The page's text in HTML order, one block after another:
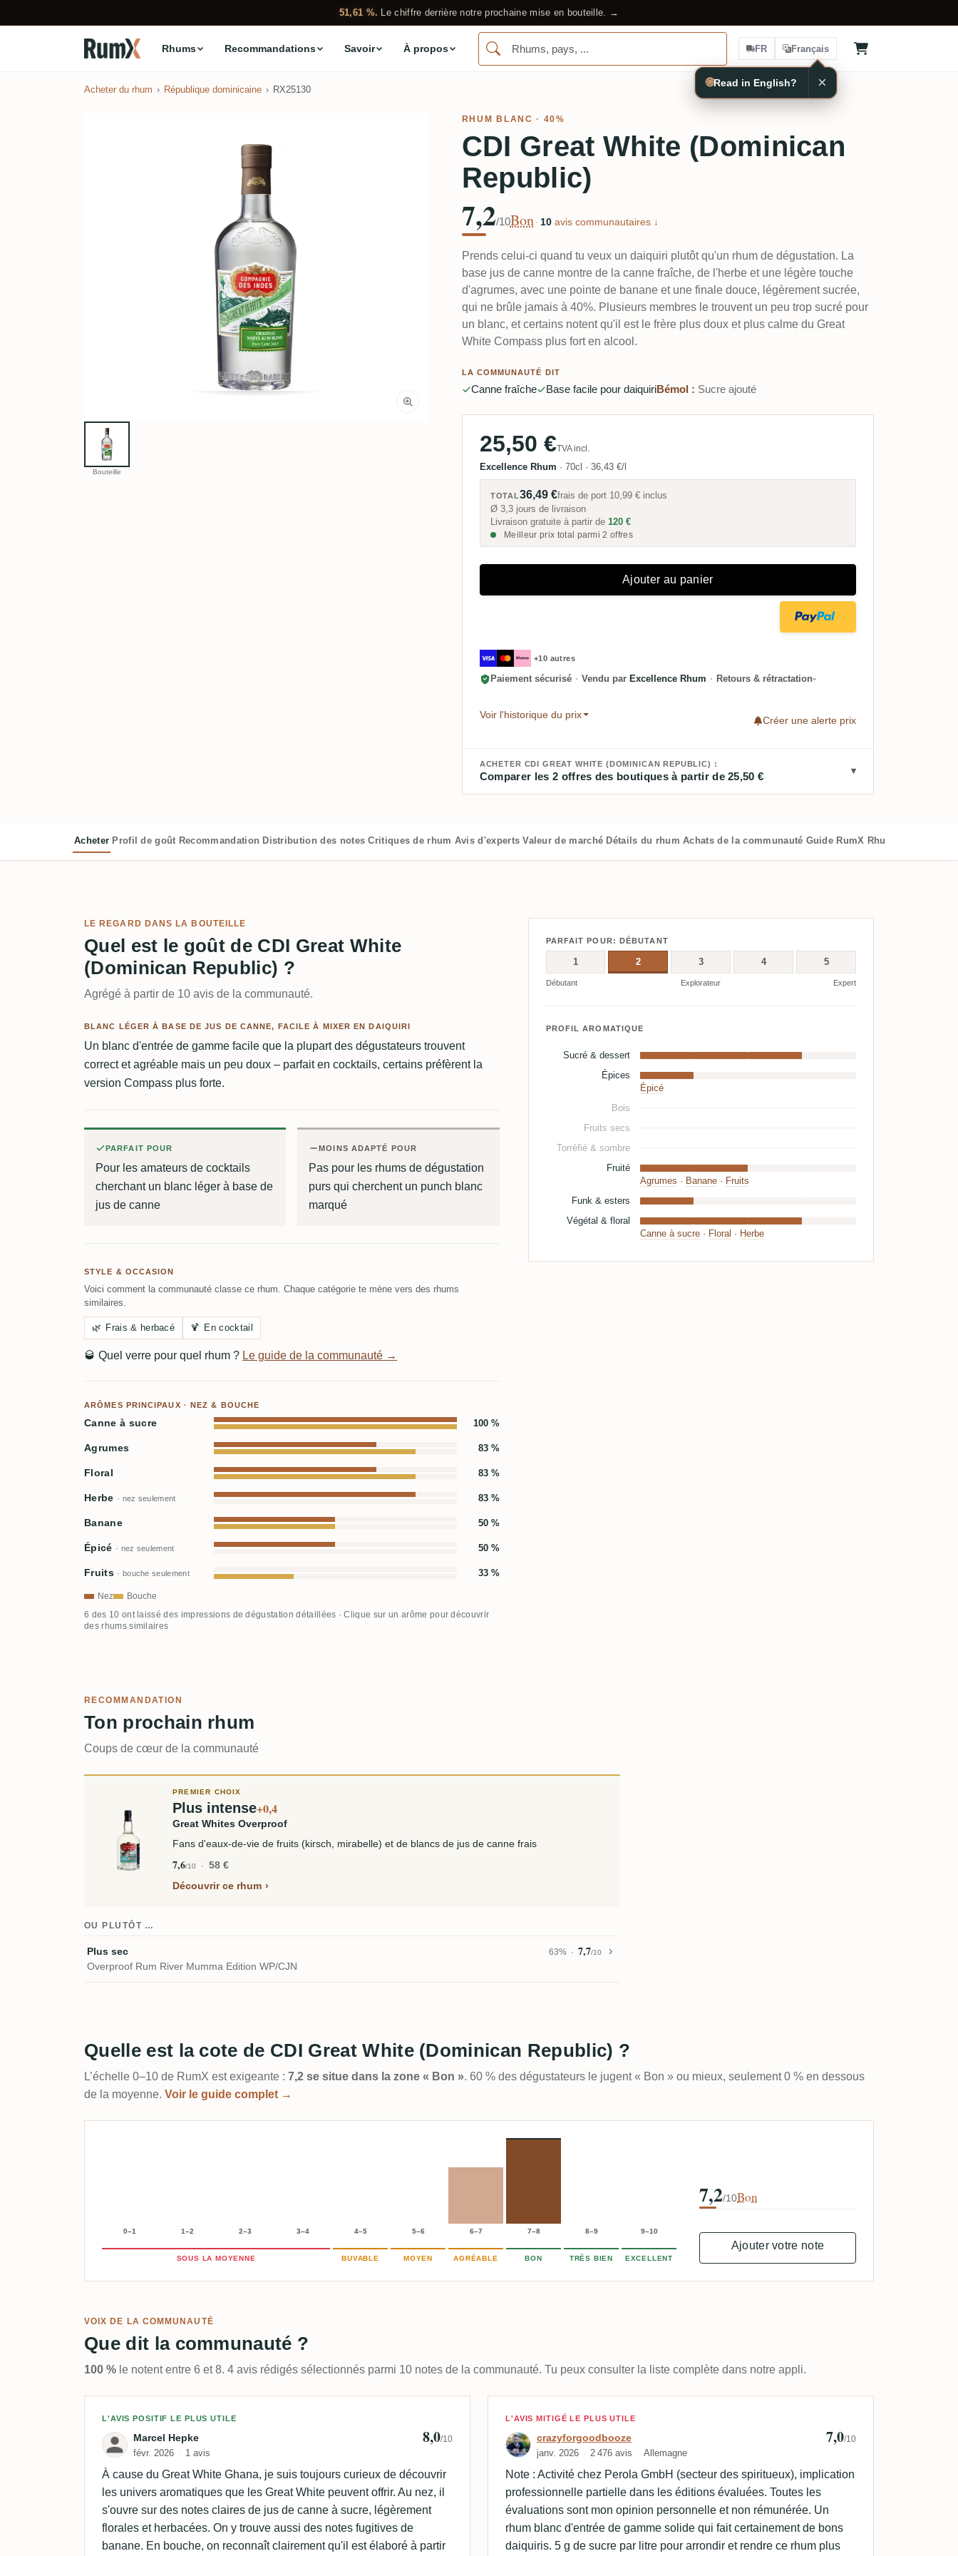
51,61 %. Le chiffre derrière notre prochaine mise en bouteille. →
Rhums Recommandations Savoir À propos FR Français
Acheter du rhum République dominicaine RX25130
Bouteille
RHUM BLANC · 40%
CDI Great White (Dominican
Republic)
7,2/10Bon · 10avis communautaires ↓
Prends celui-ci quand tu veux un daiquiri plutôt qu'un rhum de dégustation. La
base jus de canne montre de la canne fraîche, de l'herbe et une légère touche
d'agrumes, avec une pointe de banane et une finale douce, légèrement sucrée,
qui ne brûle jamais à 40%. Plusieurs membres le trouvent un peu trop sucré pour
un blanc, et certains notent qu'il est le frère plus doux et plus calme du Great
White Compass plus fort en alcool.
LA COMMUNAUTÉ DIT
Canne fraîche Base facile pour daiquiriBémol : Sucre ajouté
25,50 €TVA incl.
Excellence Rhum · 70cl · 36,43 €/l
TOTAL36,49 €frais de port 10,99 € inclus
Ø 3,3 jours de livraison
Livraison gratuite à partir de 120 €
Meilleur prix total parmi 2 offres
Ajouter au panier
+10 autres
Paiement sécurisé · Vendu par Excellence Rhum · Retours & rétractation
Voir l'historique du prix
Créer une alerte prix
ACHETER CDI GREAT WHITE (DOMINICAN REPUBLIC) :
Comparer les 2 offres des boutiques à partir de 25,50 €
Acheter Profil de goût Recommandation Distribution des notes Critiques de rhum Avis d'experts Valeur de marché Détails du rhum Achats de la communauté Guide RumX Rhums similaires
LE REGARD DANS LA BOUTEILLE
Quel est le goût de CDI Great White
(Dominican Republic) ?
Agrégé à partir de 10 avis de la communauté.
BLANC LÉGER À BASE DE JUS DE CANNE, FACILE À MIXER EN DAIQUIRI
Un blanc d'entrée de gamme facile que la plupart des dégustateurs trouvent
correct et agréable mais un peu doux – parfait en cocktails, certains préfèrent la
version Compass plus forte.
PARFAIT POUR
Pour les amateurs de cocktails
cherchant un blanc léger à base de
jus de canne
MOINS ADAPTÉ POUR
Pas pour les rhums de dégustation
purs qui cherchent un punch blanc
marqué
STYLE & OCCASION
Voici comment la communauté classe ce rhum. Chaque catégorie te mène vers des rhums
similaires.
🌿 Frais & herbacé 🍹 En cocktail
🥃 Quel verre pour quel rhum ? Le guide de la communauté →
ARÔMES PRINCIPAUX · NEZ & BOUCHE
Canne à sucre 100 %
Agrumes 83 %
Floral 83 %
Herbe · nez seulement 83 %
Banane 50 %
Épicé · nez seulement 50 %
Fruits · bouche seulement 33 %
Nez Bouche
6 des 10 ont laissé des impressions de dégustation détaillées · Clique sur un arôme pour découvrir
des rhums similaires
PARFAIT POUR: DÉBUTANT
1 2 3 4 5
Débutant Explorateur Expert
PROFIL AROMATIQUE
Sucré & dessert
Épices
Épicé
Bois
Fruits secs
Torréfié & sombre
Fruité
Agrumes · Banane· Fruits
Funk & esters
Végétal & floral
Canne à sucre· Floral · Herbe
RECOMMANDATION
Ton prochain rhum
Coups de cœur de la communauté
PREMIER CHOIX
Plus intense+0,4
Great Whites Overproof
Fans d'eaux-de-vie de fruits (kirsch, mirabelle) et de blancs de jus de canne frais
7,6/10
58 €
Découvrir ce rhum
OU PLUTÔT …
Plus sec 63% 7,7/10
Overproof Rum River Mumma Edition WP/CJN
Quelle est la cote de CDI Great White (Dominican Republic) ?
L’échelle 0–10 de RumX est exigeante : 7,2 se situe dans la zone « Bon ». 60 % des dégustateurs le jugent « Bon » ou mieux, seulement 0 % en dessous
de la moyenne. Voir le guide complet →
0–1 1–2 2–3 3–4 4–5 5–6 6–7 7–8 8–9 9–10
SOUS LA MOYENNE BUVABLE MOYEN AGRÉABLE BON TRÈS BIEN EXCELLENT
7,2/10Bon
Ajouter votre note
VOIX DE LA COMMUNAUTÉ
Que dit la communauté ?
100 % le notent entre 6 et 8. 4 avis rédigés sélectionnés parmi 10 notes de la communauté. Tu peux consulter la liste complète dans notre appli.
Avis de Marcel Hepke
L'AVIS POSITIF LE PLUS UTILE
Marcel Hepke
févr. 2026 1 avis
8,0/10
À cause du Great White Ghana, je suis toujours curieux de découvrir
les univers aromatiques que les Great White peuvent offrir. Au nez, il
s'ouvre sur des notes claires de jus de canne à sucre, légèrement
florales et herbacées. On y trouve aussi des notes fugitives de
banane. En bouche, on reconnaît clairement qu'il est élaboré à partir
Avis de crazyforgoodbooze
L'AVIS MITIGÉ LE PLUS UTILE
crazyforgoodbooze
janv. 2026 2 476 avis Allemagne
7,0/10
Note : Activité chez Perola GmbH (secteur des spiritueux), implication
professionnelle partielle dans les éditions évaluées. Toutes les
évaluations sont mon opinion personnelle et non rémunérée. Un
rhum blanc d'entrée de gamme solide qui fait certainement de bons
daiquiris. 5 g de sucre par litre pour arrondir et rendre ce rhum plus
🌐Read in English? ×